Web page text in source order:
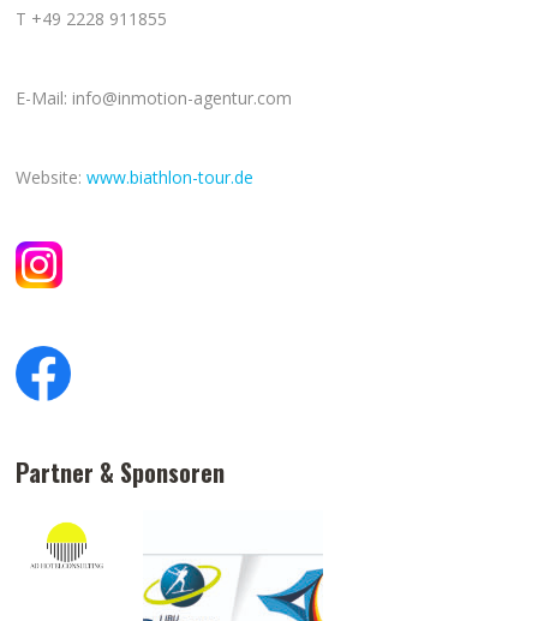
T +49 2228 911855
E-Mail: info@inmotion-agentur.com
Website:www.biathlon-tour.de
Partner & Sponsoren